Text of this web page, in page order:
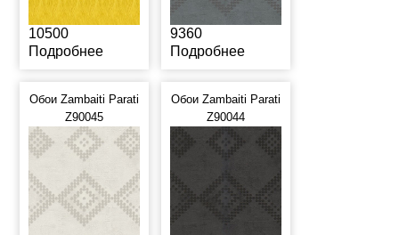
10500
Подробнее
9360
Подробнее
Обои Zambaiti Parati
Z90045
Обои Zambaiti Parati
Z90044